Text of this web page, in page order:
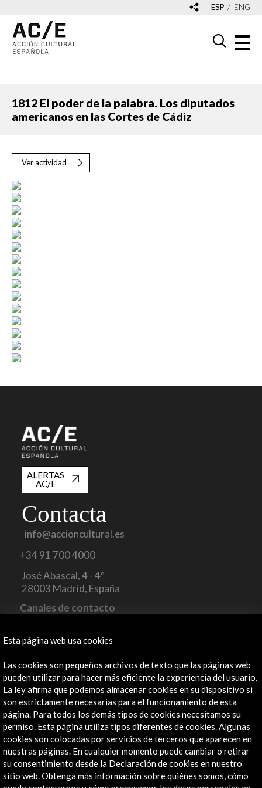
ESP ENG
1812 El poder de la palabra. Los diputados
americanos en las Cortes de Cádiz
Ver actividad
ALERTAS
AC/E
Contacta
info@accioncultural.es
+34 91 700 4000
José Abascal, 4 - 4º
28003 Madrid, España
Canales de contacto
Explora
Institucional
Actividades
Programa PICE
Residencias
Noticias
Multimedia
Cultura en Red
Mapa Web
Boletín digital
Esta página web usa cookies
Las cookies son pequeños archivos de texto que las páginas web
pueden utilizar para hacer más eficiente la experiencia del usuario.
La ley afirma que podemos almacenar cookies en su dispositivo si
son estrictamente necesarias para el funcionamiento de esta
página. Para todos los demás tipos de cookies necesitamos su
permiso. Esta página utiliza tipos diferentes de cookies. Algunas
cookies son colocadas por servicios de terceros que aparecen en
nuestras páginas. En cualquier momento puede cambiar o retirar
su consentimiento desde la Declaración de cookies en nuestro
sitio web. Obtenga más información sobre quiénes somos, cómo